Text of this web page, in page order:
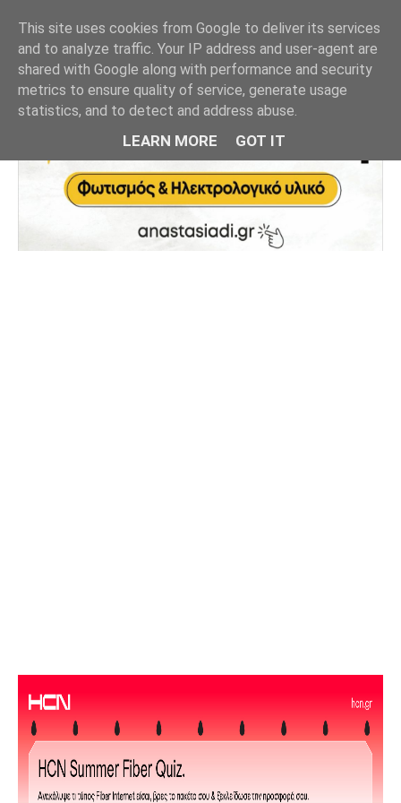
This site uses cookies from Google to deliver its services
and to analyze traffic. Your IP address and user-agent are
shared with Google along with performance and security
metrics to ensure quality of service, generate usage
statistics, and to detect and address abuse.
LEARN MORE GOT IT